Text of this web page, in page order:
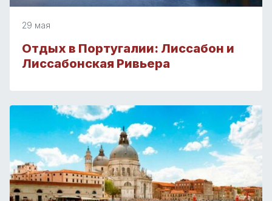
29 мая
Отдых в Португалии: Лиссабон и
Лиссабонская Ривьера